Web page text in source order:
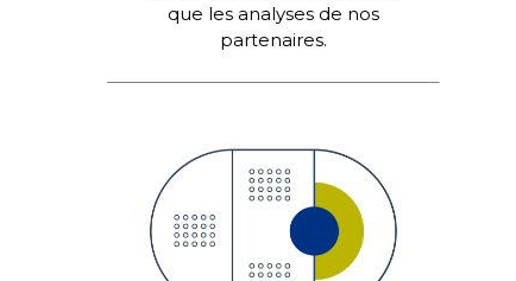
que les analyses de nos
partenaires.